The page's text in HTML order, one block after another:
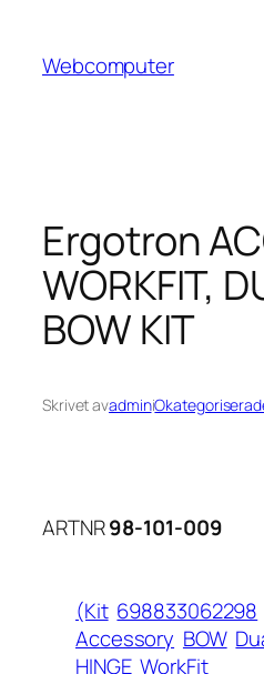
innehåll
Webcomputer
Ergotron
WORKFIT,
BOW KIT
Skrivet avadmini
ARTNR98-101-009
(Kit 698833062298
Accessory BOW
HINGE WorkFit